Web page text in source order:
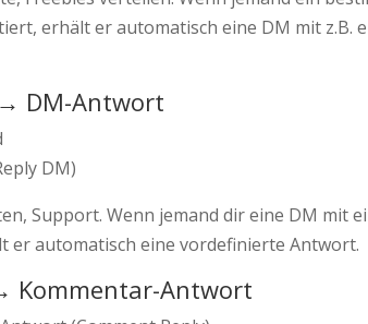
erhält er automatisch eine DM mit z.B.
DM-Antwort
DM)
Support. Wenn jemand dir eine DM mit
er automatisch eine vordefinierte Antwort.
Kommentar-Antwort